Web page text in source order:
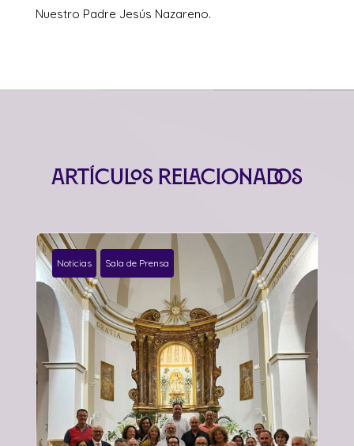
Nuestro Padre Jesús Nazareno.
Artículos relacionados
Noticias Sala de Prensa